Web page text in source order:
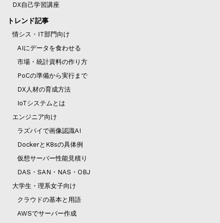
DX自己学習講座
トレンド記事
情シス・IT部門向け
AIにデータを食わせる
市場・統計資料の作り方
PoCの準備から実行まで
DX人材の育成方法
IoTシステムとは
エンジニア向け
ラズパイで画像認識AI
DockerとK8sの具体例
仮想サーバー性能見積り
DAS・SAN・NAS・OBJ
大学生・理系女子向け
クラウドの基本と用語
AWSでサーバー作成